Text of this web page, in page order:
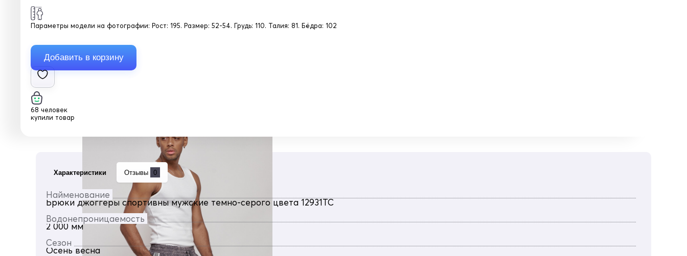
Параметры модели на фотографии: Рост: 195. Размер: 52-54. Грудь: 110. Талия: 81. Бёдра: 102
68 человек
купили товар
Характеристики Отзывы 0
Найменование
Брюки джоггеры спортивны мужские темно-серого цвета 12931TC
Водонепроницаемость
2 000 мм
Сезон
Осень весна